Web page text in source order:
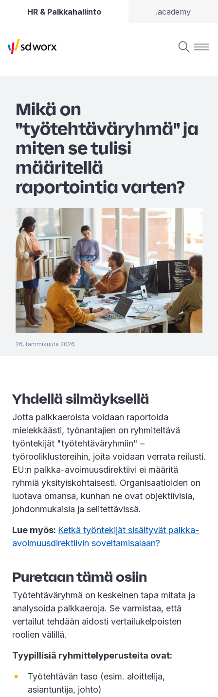
HR & Palkkahallinto .academy
Mikä on
"työtehtäväryhmä" ja
miten se tulisi
määritellä
raportointia varten?
26. tammikuuta 2026
Yhdellä silmäyksellä
Jotta palkkaeroista voidaan raportoida
mielekkäästi, työnantajien on ryhmiteltävä
työntekijät "työtehtäväryhmiin" –
työrooliklustereihin, joita voidaan verrata reilusti.
EU:n palkka-avoimuusdirektiivi ei määritä
ryhmiä yksityiskohtaisesti. Organisaatioiden on
luotava omansa, kunhan ne ovat objektiivisia,
johdonmukaisia ja selitettävissä.
Lue myös: Ketkä työntekijät sisältyvät palkka-
avoimuusdirektiivin soveltamisalaan?
Puretaan tämä osiin
Työtehtäväryhmä on keskeinen tapa mitata ja
analysoida palkkaeroja. Se varmistaa, että
vertailut tehdään aidosti vertailukelpoisten
roolien välillä.
Tyypillisiä ryhmittelyperusteita ovat:
Työtehtävän taso (esim. aloittelija,
asiantuntija, johto)